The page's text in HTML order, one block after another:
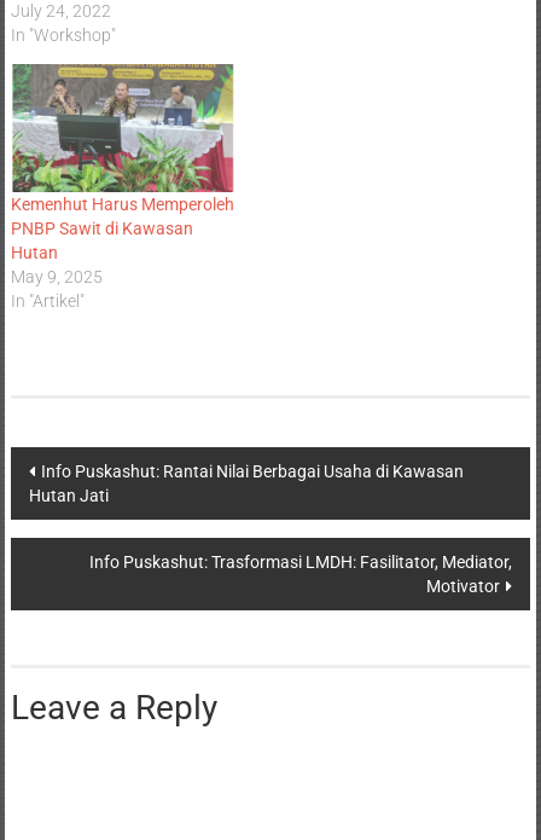
July 24, 2022
In "Workshop"
Kemenhut Harus Memperoleh
PNBP Sawit di Kawasan
Hutan
May 9, 2025
In "Artikel"
Info Puskashut: Rantai Nilai Berbagai Usaha di Kawasan
Hutan Jati
Info Puskashut: Trasformasi LMDH: Fasilitator, Mediator,
Motivator
Leave a Reply